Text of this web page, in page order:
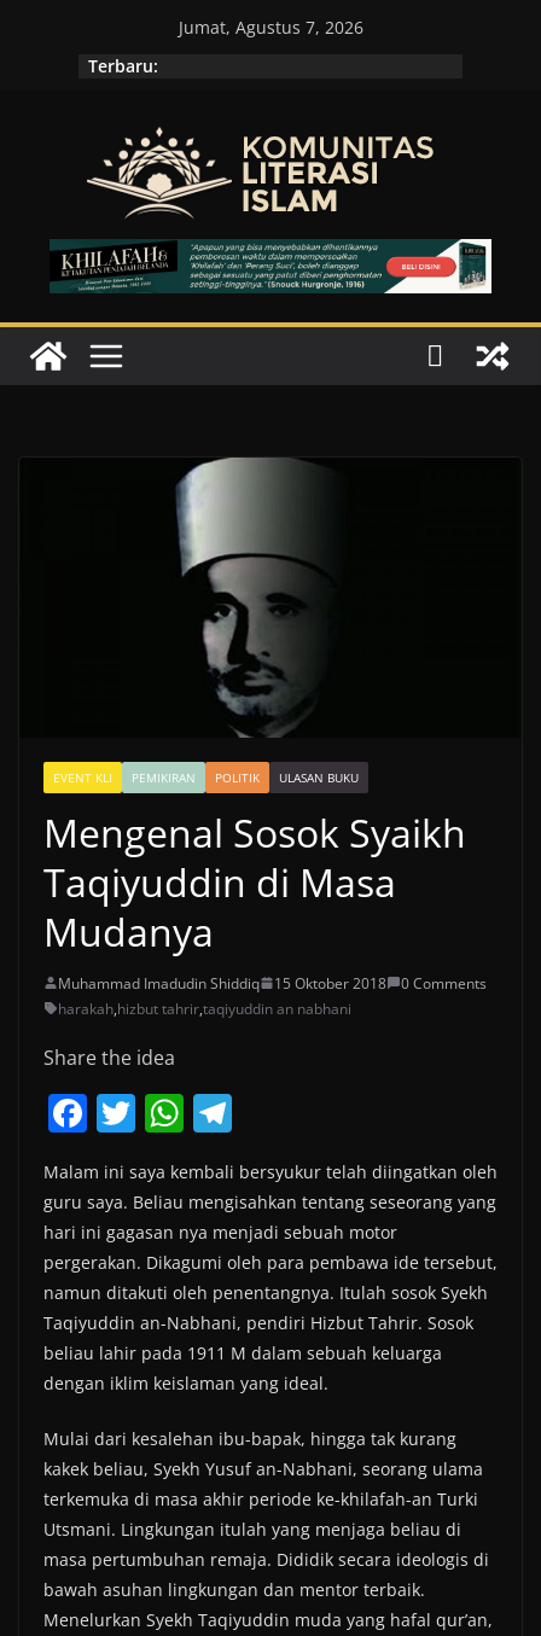
Jumat, Agustus 7, 2026
Terbaru:
EVENT KLI PEMIKIRAN POLITIK ULASAN BUKU
Mengenal Sosok Syaikh
Taqiyuddin di Masa
Mudanya
Muhammad Imadudin Shiddiq 15 Oktober 2018
0 Comments
harakah,hizbut tahrir,taqiyuddin an nabhani
Share the idea
F
c
e
b
o
o
k
T
itt
er
W
at
s
A
p
p
e
gr
a
m
Malam ini saya kembali bersyukur telah diingatkan oleh
guru saya. Beliau mengisahkan tentang seseorang yang
hari ini gagasan nya menjadi sebuah motor
pergerakan. Dikagumi oleh para pembawa ide tersebut,
namun ditakuti oleh penentangnya. Itulah sosok Syekh
Taqiyuddin an-Nabhani, pendiri Hizbut Tahrir. Sosok
beliau lahir pada 1911 M dalam sebuah keluarga
dengan iklim keislaman yang ideal.
Mulai dari kesalehan ibu-bapak, hingga tak kurang
kakek beliau, Syekh Yusuf an-Nabhani, seorang ulama
terkemuka di masa akhir periode ke-khilafah-an Turki
Utsmani. Lingkungan itulah yang menjaga beliau di
masa pertumbuhan remaja. Dididik secara ideologis di
bawah asuhan lingkungan dan mentor terbaik.
Menelurkan Syekh Taqiyuddin muda yang hafal qur’an,